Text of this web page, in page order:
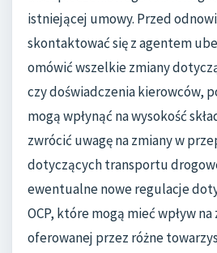
istniejącej umowy. Przed
skontaktować się z agentem
omówić wszelkie zmiany
czy doświadczenia kierowców,
mogą wpłynąć na wysokość
zwrócić uwagę na zmiany w
dotyczących transportu
ewentualne nowe regulacje
OCP, które mogą mieć wpływ
oferowanej przez różne